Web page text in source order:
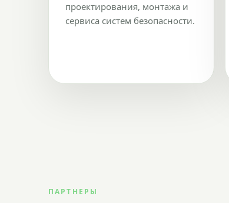
проектирования, монтажа и
сервиса систем безопасности.
ПАРТНЕРЫ